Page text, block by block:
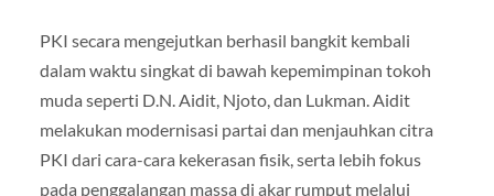
PKI secara mengejutkan berhasil bangkit kembali
dalam waktu singkat di bawah kepemimpinan tokoh
muda seperti D.N. Aidit, Njoto, dan Lukman. Aidit
melakukan modernisasi partai dan menjauhkan citra
PKI dari cara-cara kekerasan fisik, serta lebih fokus
pada penggalangan massa di akar rumput melalui